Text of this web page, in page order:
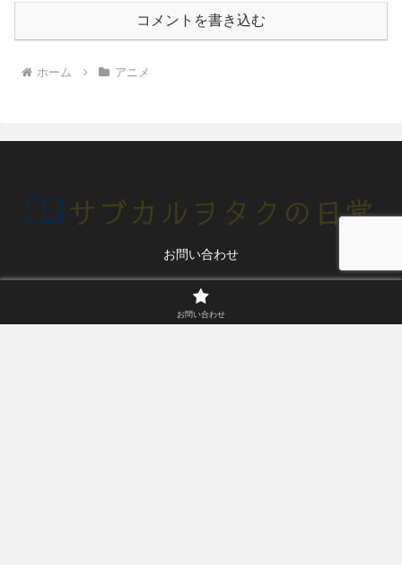
コメントを書き込む
ホーム アニメ
お問い合わせ
© 2020 サブカルヲタクの日常.
お問い合わせ